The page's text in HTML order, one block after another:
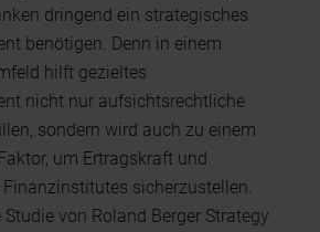
dringend ein strategisches
benötigen. Denn in einem
hilft gezieltes
nicht nur aufsichtsrechtliche
sondern wird auch zu einem
um Ertragskraft und
sicherzustellen.
von Roland Berger Strategy